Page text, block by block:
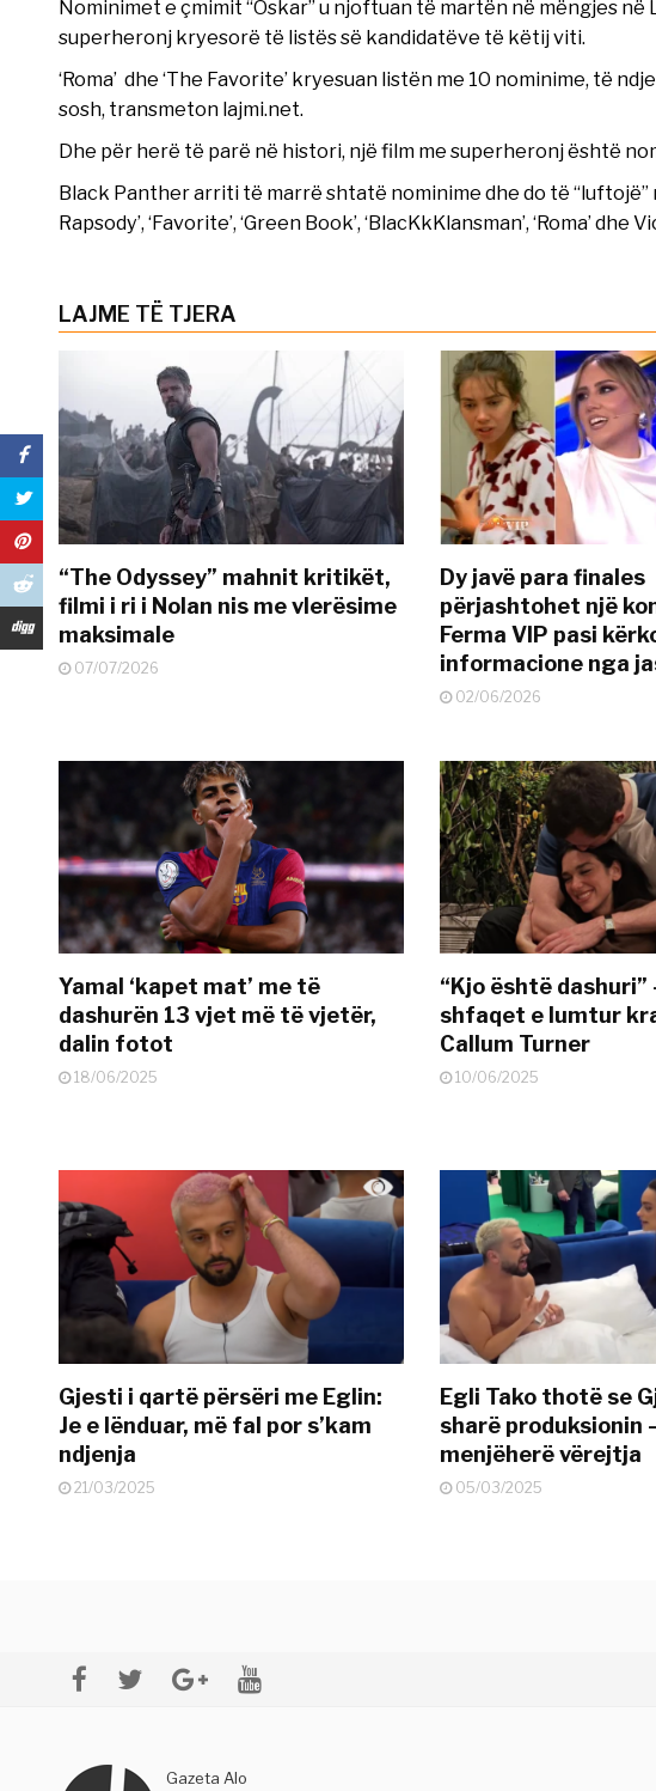
Nominimet e çmimit “Oskar” u njoftuan të martën në mëngjes në
superheronj kryesorë të listës së kandidatëve të këtij viti.
‘Roma’ dhe ‘The Favorite’ kryesuan listën me 10 nominime, të
sosh, transmeton lajmi.net.
Dhe për herë të parë në histori, një film me superheronj është
Black Panther arriti të marrë shtatë nominime dhe do të “luftojë”
Rapsody’, ‘Favorite’, ‘Green Book’, ‘BlacKkKlansman’, ‘Roma’
LAJME TË TJERA
“The Odyssey” mahnit kritikët,
filmi i ri i Nolan nis me vlerësime
maksimale
07/07/2026
Dy javë para finales
përjashtohet një
Ferma VIP pasi
informacione nga
02/06/2026
Yamal ‘kapet mat’ me të
dashurën 13 vjet më të vjetër,
dalin fotot
18/06/2025
“Kjo është dashuri”
shfaqet e lumtur
Callum Turner
10/06/2025
Gjesti i qartë përsëri me Eglin:
Je e lënduar, më fal por s’kam
ndjenja
21/03/2025
Egli Tako thotë se
sharë produksionin
menjëherë vërejtja
05/03/2025
Gazeta Alo